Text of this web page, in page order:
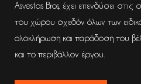
Asvestas Bros, έχει επενδύσει στις
του χώρου σχεδόν όλων των
ολοκλήρωση και παράδοση του
και το περιβάλλον έργου.